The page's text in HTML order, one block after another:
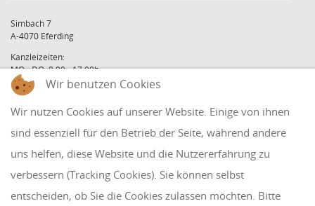
Simbach 7
A-4070 Eferding
Kanzleizeiten:
MO - DO: 8:00 - 17:00h
FR: 8:00 - 12:00h
Tel: +43 7272 39 79 - 0
Fax: +43 7272 39 79 - 9
QUICKLINKS
Wir benutzen Cookies
Wir nutzen Cookies auf unserer Website. Einige von ihnen
sind essenziell für den Betrieb der Seite, während andere
uns helfen, diese Website und die Nutzererfahrung zu
verbessern (Tracking Cookies). Sie können selbst
entscheiden, ob Sie die Cookies zulassen möchten. Bitte